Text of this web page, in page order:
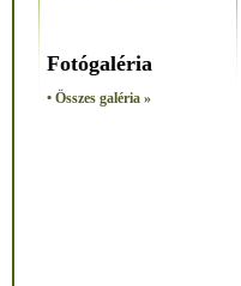
Fotógaléria
• Összes galéria »